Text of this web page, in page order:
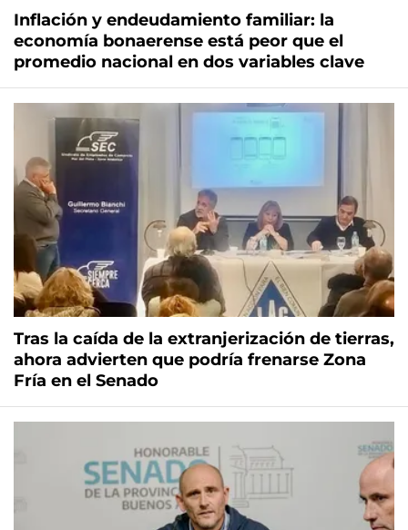
Inflación y endeudamiento familiar: la
economía bonaerense está peor que el
promedio nacional en dos variables clave
Tras la caída de la extranjerización de tierras,
ahora advierten que podría frenarse Zona
Fría en el Senado